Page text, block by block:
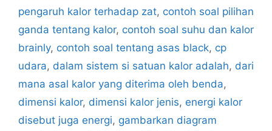
pengaruh kalor terhadap zat, contoh soal pilihan
ganda tentang kalor, contoh soal suhu dan kalor
brainly, contoh soal tentang asas black, cp
udara, dalam sistem si satuan kalor adalah, dari
mana asal kalor yang diterima oleh benda,
dimensi kalor, dimensi kalor jenis, energi kalor
disebut juga energi, gambarkan diagram